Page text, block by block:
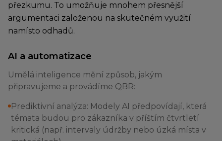
přezkumu. To umožňuje mnohem přesnější
argumentaci založenou na skutečném využití
namísto odhadů.
AI a automatizace
Umělá inteligence mění způsob, jakým
připravujeme a provádíme QBR:
Prediktivní analýza: Modely AI předpovídají, která
témata budou pro zákazníka v příštím čtvrtletí
kritická (např. intervaly údržby nebo úzká místa v